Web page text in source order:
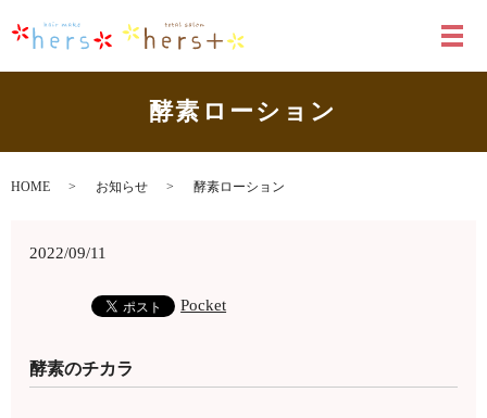
メ
酵素ローション
HOME お知らせ 酵素ローション
2022/09/11
Pocket
酵素のチカラ